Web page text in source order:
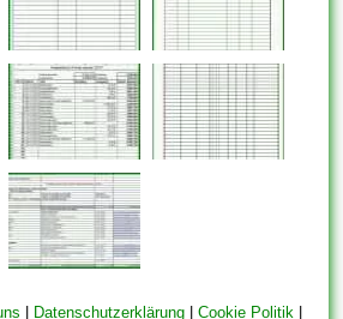
Datenschutzerklärung| Cookie Politik|